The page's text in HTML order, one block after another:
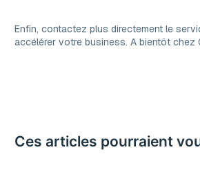
Enfin, contactez plus directement le
accélérer votre business. A bientôt chez
Ces articles pourraient